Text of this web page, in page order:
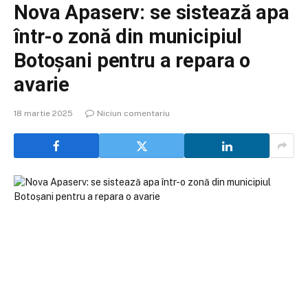
Nova Apaserv: se sistează apa
într-o zonă din municipiul
Botoșani pentru a repara o
avarie
18 martie 2025 Niciun comentariu